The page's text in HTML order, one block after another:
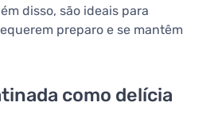
disso, são ideais para
preparo e se mantêm
como delícia